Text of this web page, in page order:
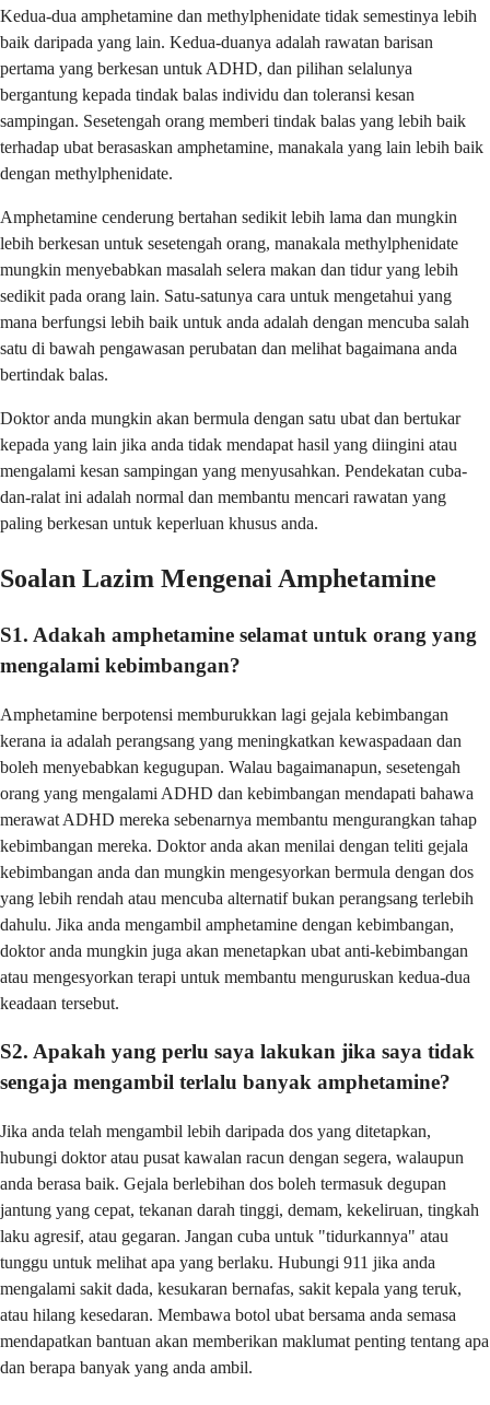
Kedua-dua amphetamine dan methylphenidate tidak semestinya lebih
baik daripada yang lain. Kedua-duanya adalah rawatan barisan
pertama yang berkesan untuk ADHD, dan pilihan selalunya
bergantung kepada tindak balas individu dan toleransi kesan
sampingan. Sesetengah orang memberi tindak balas yang lebih baik
terhadap ubat berasaskan amphetamine, manakala yang lain lebih baik
dengan methylphenidate.
Amphetamine cenderung bertahan sedikit lebih lama dan mungkin
lebih berkesan untuk sesetengah orang, manakala methylphenidate
mungkin menyebabkan masalah selera makan dan tidur yang lebih
sedikit pada orang lain. Satu-satunya cara untuk mengetahui yang
mana berfungsi lebih baik untuk anda adalah dengan mencuba salah
satu di bawah pengawasan perubatan dan melihat bagaimana anda
bertindak balas.
Doktor anda mungkin akan bermula dengan satu ubat dan bertukar
kepada yang lain jika anda tidak mendapat hasil yang diingini atau
mengalami kesan sampingan yang menyusahkan. Pendekatan cuba-
dan-ralat ini adalah normal dan membantu mencari rawatan yang
paling berkesan untuk keperluan khusus anda.
Soalan Lazim Mengenai Amphetamine
S1. Adakah amphetamine selamat untuk orang yang
mengalami kebimbangan?
Amphetamine berpotensi memburukkan lagi gejala kebimbangan
kerana ia adalah perangsang yang meningkatkan kewaspadaan dan
boleh menyebabkan kegugupan. Walau bagaimanapun, sesetengah
orang yang mengalami ADHD dan kebimbangan mendapati bahawa
merawat ADHD mereka sebenarnya membantu mengurangkan tahap
kebimbangan mereka. Doktor anda akan menilai dengan teliti gejala
kebimbangan anda dan mungkin mengesyorkan bermula dengan dos
yang lebih rendah atau mencuba alternatif bukan perangsang terlebih
dahulu. Jika anda mengambil amphetamine dengan kebimbangan,
doktor anda mungkin juga akan menetapkan ubat anti-kebimbangan
atau mengesyorkan terapi untuk membantu menguruskan kedua-dua
keadaan tersebut.
S2. Apakah yang perlu saya lakukan jika saya tidak
sengaja mengambil terlalu banyak amphetamine?
Jika anda telah mengambil lebih daripada dos yang ditetapkan,
hubungi doktor atau pusat kawalan racun dengan segera, walaupun
anda berasa baik. Gejala berlebihan dos boleh termasuk degupan
jantung yang cepat, tekanan darah tinggi, demam, kekeliruan, tingkah
laku agresif, atau gegaran. Jangan cuba untuk "tidurkannya" atau
tunggu untuk melihat apa yang berlaku. Hubungi 911 jika anda
mengalami sakit dada, kesukaran bernafas, sakit kepala yang teruk,
atau hilang kesedaran. Membawa botol ubat bersama anda semasa
mendapatkan bantuan akan memberikan maklumat penting tentang apa
dan berapa banyak yang anda ambil.